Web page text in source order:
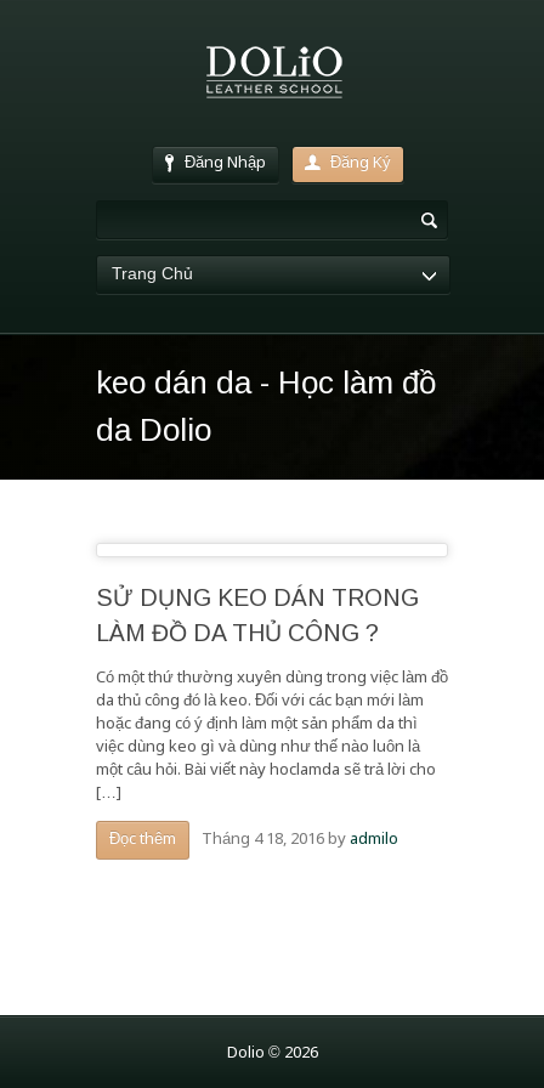
Đăng Nhập Đăng Ký
Trang Chủ
keo dán da - Học làm đồ
da Dolio
SỬ DỤNG KEO DÁN TRONG
LÀM ĐỒ DA THỦ CÔNG ?
Có một thứ thường xuyên dùng trong việc làm đồ
da thủ công đó là keo. Đối với các bạn mới làm
hoặc đang có ý định làm một sản phẩm da thì
việc dùng keo gì và dùng như thế nào luôn là
một câu hỏi. Bài viết này hoclamda sẽ trả lời cho
[…]
Đọc thêm Tháng 4 18, 2016byadmilo
Dolio © 2026